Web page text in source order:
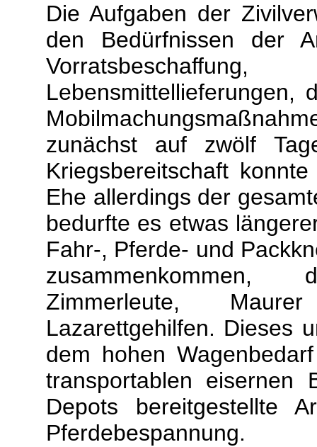
Die Aufgaben der
den Bedürfnissen der
Lebensmittellieferungen,
zunächst auf zwölf
Kriegsbereitschaft
Ehe allerdings der
bedurfte es etwas
Fahr-, Pferde- und
Zimmerleute,
Lazarettgehilfen. Dieses
dem hohen
transportablen
Depots bereitgestellte
Pferdebespannung.